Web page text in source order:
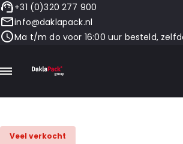
+31 (0)320 277 900
info@daklapack.nl
Ma t/m do voor 16:00 uur besteld,
Veel verkocht